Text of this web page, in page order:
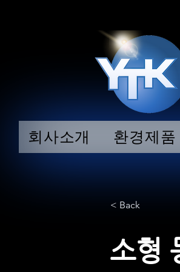
회사소개 환경제품
< Back
소형